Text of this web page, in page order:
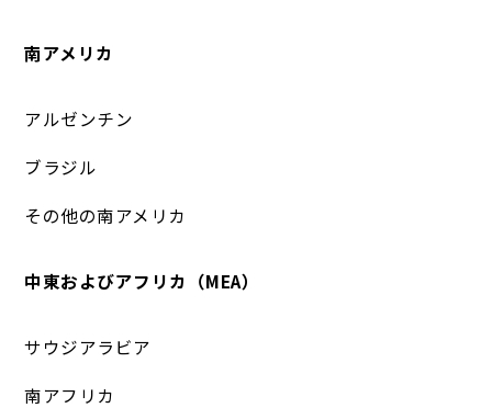
南アメリカ
アルゼンチン
ブラジル
その他の南アメリカ
中東およびアフリカ（MEA）
サウジアラビア
南アフリカ